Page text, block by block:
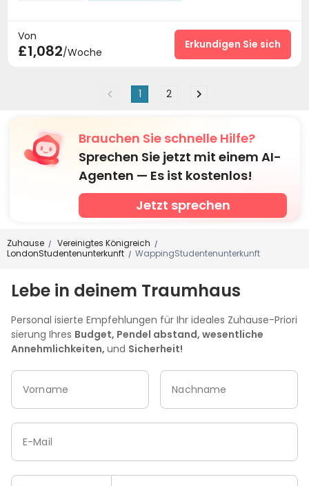
Von
£1,082/Woche
Erkundigen Sie sich
1 2
Brauchen Sie schnelle Hilfe?
Sprechen Sie jetzt mit einem AI-
Agenten — Es ist kostenlos!
Jetzt sprechen
Zuhause / Vereinigtes Königreich /
LondonStudentenunterkunft / WappingStudentenunterkunft
Lebe in deinem Traumhaus
Personal isierte Empfehlungen für Ihr ideales Zuhause-Priori
sierung Ihres Budget, Pendel abstand, wesentliche
Annehmlichkeiten, und Sicherheit!
Vorname Nachname
E-Mail